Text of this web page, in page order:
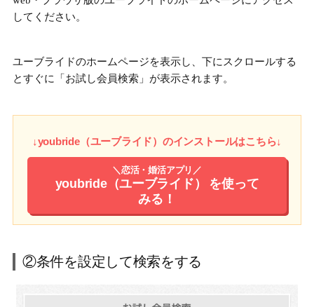
してください。
ユーブライドのホームページを表示し、下にスクロールする
とすぐに「お試し会員検索」が表示されます。
↓youbride（ユーブライド）のインストールはこちら↓
＼恋活・婚活アプリ／
youbride（ユーブライド）
を使って
みる！
②条件を設定して検索をする